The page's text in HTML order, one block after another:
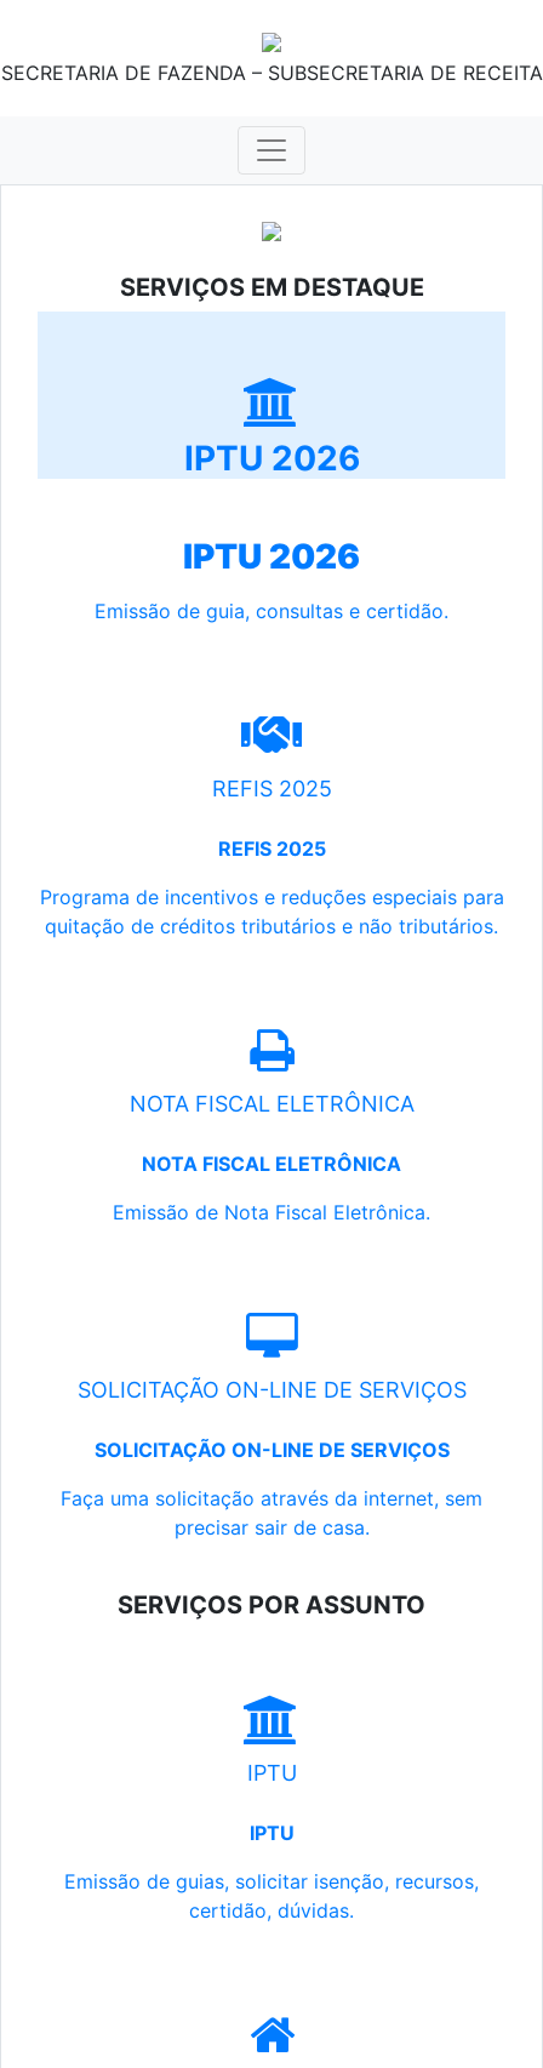
SECRETARIA DE FAZENDA – SUBSECRETARIA DE RECEITA
SERVIÇOS EM DESTAQUE
IPTU 2026
IPTU 2026
Emissão de guia, consultas e certidão.
REFIS 2025
REFIS 2025
Programa de incentivos e reduções especiais para
quitação de créditos tributários e não tributários.
NOTA FISCAL ELETRÔNICA
NOTA FISCAL ELETRÔNICA
Emissão de Nota Fiscal Eletrônica.
SOLICITAÇÃO ON-LINE DE SERVIÇOS
SOLICITAÇÃO ON-LINE DE SERVIÇOS
Faça uma solicitação através da internet, sem
precisar sair de casa.
SERVIÇOS POR ASSUNTO
IPTU
IPTU
Emissão de guias, solicitar isenção, recursos,
certidão, dúvidas.